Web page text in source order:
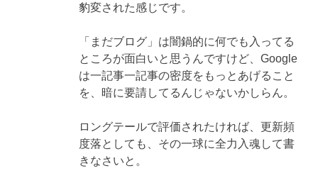
豹変された感じです。
「まだブログ」は闇鍋的に何でも入ってる
ところが面白いと思うんですけど、Google
は一記事一記事の密度をもっとあげること
を、暗に要請してるんじゃないかしらん。
ロングテールで評価されたければ、更新頻
度落としても、その一球に全力入魂して書
きなさいと。